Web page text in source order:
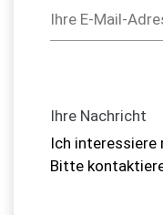
Ihre Nachricht